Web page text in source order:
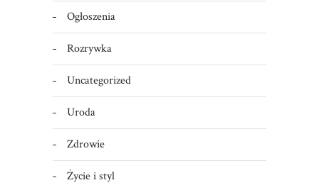
Ogłoszenia
Rozrywka
Uncategorized
Uroda
Zdrowie
Życie i styl